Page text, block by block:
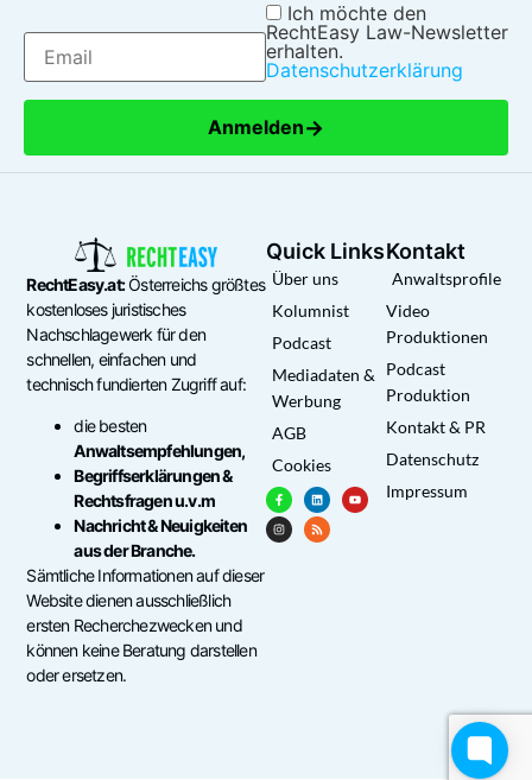
Ich möchte den
RechtEasy Law-Newsletter
erhalten.
Datenschutzerklärung
Anmelden→
RechtEasy.at:Österreichs größtes
kostenloses juristisches
Nachschlagewerk für den
schnellen, einfachen und
technisch fundierten Zugriff auf:
die besten
Anwaltsempfehlungen,
Begriffserklärungen &
Rechtsfragen u.v.m
Nachricht & Neuigkeiten
aus der Branche.
Sämtliche Informationen auf dieser
Website dienen ausschließlich
ersten Recherchezwecken und
können keine Beratung darstellen
oder ersetzen.
Quick Links
Über uns
Kolumnist
Podcast
Mediadaten &
Werbung
AGB
Cookies
Kontakt
Anwaltsprofile
Video
Produktionen
Podcast
Produktion
Kontakt & PR
Datenschutz
Impressum